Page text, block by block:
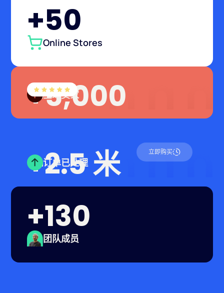
+50
Online Stores
+5,000
全球卖家
+2.5 米
订单已处理
立即购买
+130
团队成员